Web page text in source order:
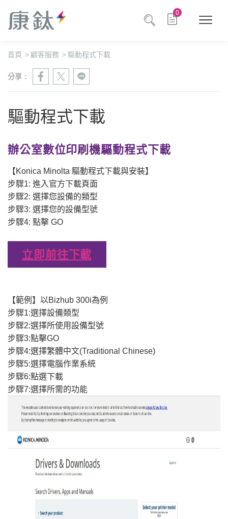
0
首頁 > 顧客服務 > 驅動程式下載
分享 :
驅動程式下載
辦公室數位印刷機驅動程式下載
【Konica Minolta 驅動程式下載與安裝】
步驟1: 進入官方下載頁面
步驟2: 選擇您設備的類型
步驟3: 選擇您的設備型號
步驟4: 點擊 GO
立即前往下載
【範例】以Bizhub 300i為例
步驟1:選擇設備類型
步驟2:選擇所使用設備型號
步驟3:點擊GO
步驟4:選擇繁體中文(Traditional Chinese)
步驟5:選擇電腦作業系統
步驟6:點選下載
步驟7:選擇所需的功能